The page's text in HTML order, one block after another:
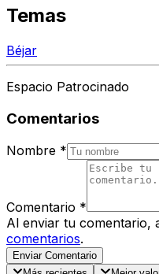
Temas
Béjar
Espacio Patrocinado
Comentarios
Nombre *
Comentario *
Al enviar tu comentario,
comentarios.
Enviar Comentario